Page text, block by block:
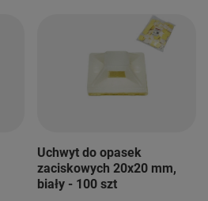
Uchwyt do opasek
zaciskowych 20x20 mm,
biały - 100 szt